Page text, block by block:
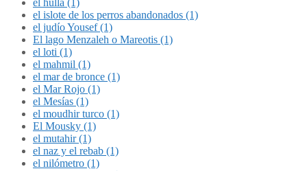
el hulla (1)
el islote de los perros abandonados (1)
el judío Yousef (1)
El lago Menzaleh o Mareotis (1)
el loti (1)
el mahmil (1)
el mar de bronce (1)
el Mar Rojo (1)
el Mesías (1)
el moudhir turco (1)
El Mousky (1)
el mutahir (1)
el naz y el rebab (1)
el nilómetro (1)